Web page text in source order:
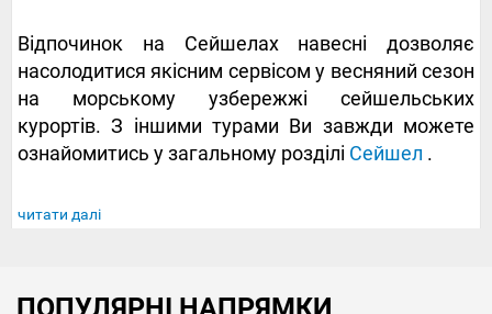
Відпочинок на Сейшелах навесні дозволяє
насолодитися якісним сервісом у весняний сезон
на морському узбережжі сейшельських
курортів. З іншими турами Ви завжди можете
ознайомитись у загальному розділі Сейшел .
читати далі